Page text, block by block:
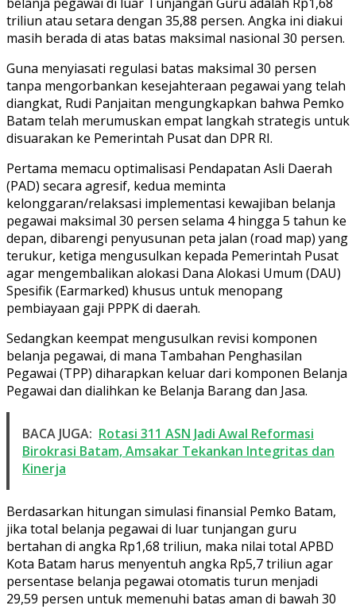
triliun atau setara dengan 35,88 persen. Angka ini diakui
masih berada di atas batas maksimal nasional 30 persen.
Guna menyiasati regulasi batas maksimal 30 persen
tanpa mengorbankan kesejahteraan pegawai yang telah
diangkat, Rudi Panjaitan mengungkapkan bahwa Pemko
Batam telah merumuskan empat langkah strategis untuk
disuarakan ke Pemerintah Pusat dan DPR RI.
Pertama memacu optimalisasi Pendapatan Asli Daerah
(PAD) secara agresif, kedua meminta
kelonggaran/relaksasi implementasi kewajiban belanja
pegawai maksimal 30 persen selama 4 hingga 5 tahun ke
depan, dibarengi penyusunan peta jalan (road map) yang
terukur, ketiga mengusulkan kepada Pemerintah Pusat
agar mengembalikan alokasi Dana Alokasi Umum (DAU)
Spesifik (Earmarked) khusus untuk menopang
pembiayaan gaji PPPK di daerah.
Sedangkan keempat mengusulkan revisi komponen
belanja pegawai, di mana Tambahan Penghasilan
Pegawai (TPP) diharapkan keluar dari komponen Belanja
Pegawai dan dialihkan ke Belanja Barang dan Jasa.
BACA JUGA: Rotasi 311 ASN Jadi Awal Reformasi
Birokrasi Batam, Amsakar Tekankan Integritas dan
Kinerja
Berdasarkan hitungan simulasi finansial Pemko Batam,
jika total belanja pegawai di luar tunjangan guru
bertahan di angka Rp1,68 triliun, maka nilai total APBD
Kota Batam harus menyentuh angka Rp5,7 triliun agar
persentase belanja pegawai otomatis turun menjadi
29,59 persen untuk memenuhi batas aman di bawah 30